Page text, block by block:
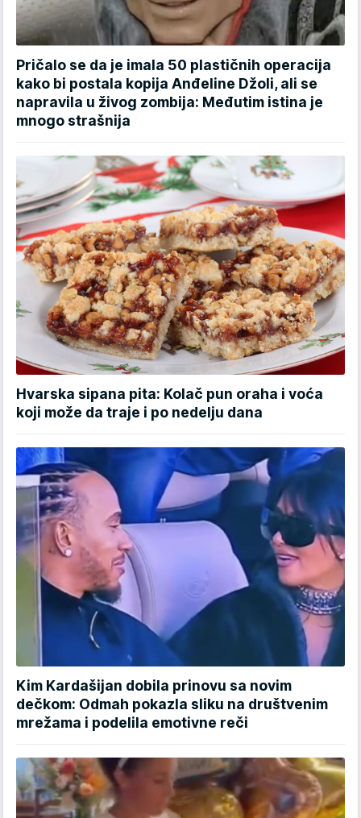
Pričalo se da je imala 50 plastičnih operacija
kako bi postala kopija Anđeline Džoli, ali se
napravila u živog zombija: Međutim istina je
mnogo strašnija
Hvarska sipana pita: Kolač pun oraha i voća
koji može da traje i po nedelju dana
Kim Kardašijan dobila prinovu sa novim
dečkom: Odmah pokazla sliku na društvenim
mrežama i podelila emotivne reči